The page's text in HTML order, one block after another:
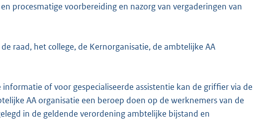
procesmatige voorbereiding en nazorg van vergaderingen van
raad, het college, de Kernorganisatie, de ambtelijke AA
of voor gespecialiseerde assistentie kan de griffier via de
AA organisatie een beroep doen op de werknemers van de
in de geldende verordening ambtelijke bijstand en